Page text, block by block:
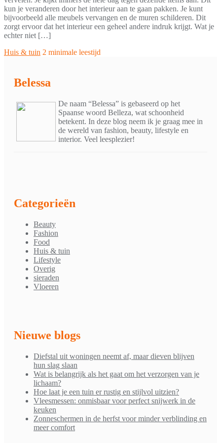
kun je veranderen door het interieur aan te gaan pakken. Je kunt
bijvoorbeeld alle meubels vervangen en de muren schilderen. Dit
zorgt ervoor dat het interieur een geheel andere indruk krijgt. Wat je
echter niet […]
Huis & tuin 2 minimale leestijd
Belessa
De naam “Belessa” is gebaseerd op het
Spaanse woord Belleza, wat schoonheid
betekent. In deze blog neem ik je graag mee in
de wereld van fashion, beauty, lifestyle en
interior. Veel leesplezier!
Categorieën
Beauty
Fashion
Food
Huis & tuin
Lifestyle
Overig
sieraden
Vloeren
Nieuwe blogs
Diefstal uit woningen neemt af, maar dieven blijven
hun slag slaan
Wat is belangrijk als het gaat om het verzorgen van je
lichaam?
Hoe laat je een tuin er rustig en stijlvol uitzien?
Vleesmessen: onmisbaar voor perfect snijwerk in de
keuken
Zonneschermen in de herfst voor minder verblinding en
meer comfort